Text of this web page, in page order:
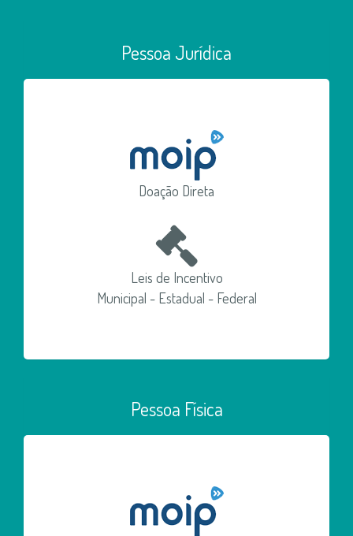
Pessoa Jurídica
Doação Direta
Leis de Incentivo
Municipal - Estadual - Federal
Pessoa Física